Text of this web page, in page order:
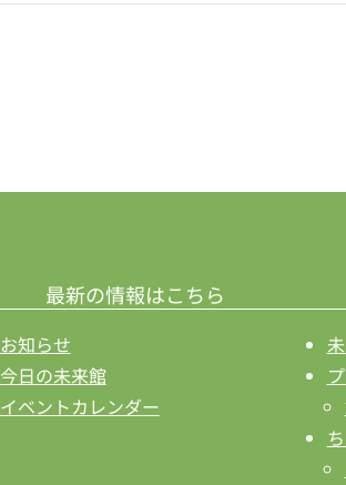
最新の情報はこちら
お知らせ
今日の未来館
イベントカレンダー